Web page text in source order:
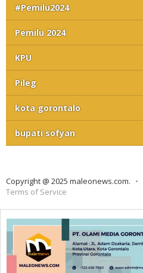
#Pemilu2024
Pemilu 2024
KPU
Pileg
kota gorontalo
bupati sofyan
Copyright @ 2025 maleonews.com.
Terms of Service